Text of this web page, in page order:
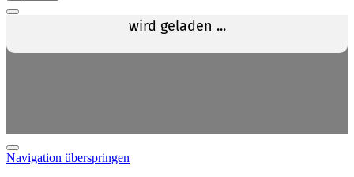
Navigation überspringen